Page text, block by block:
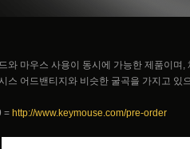
와 마우스 사용이 동시에 가능한 제품이며
스 어드밴티지와 비슷한 굴곡을 가지고
= http://www.keymouse.com/pre-order